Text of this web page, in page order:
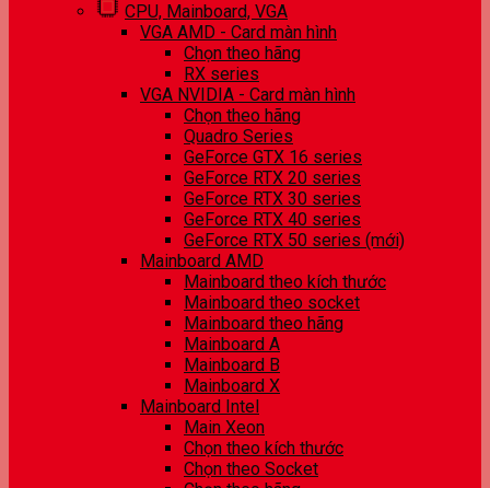
CPU, Mainboard, VGA
VGA AMD - Card màn hình
Chọn theo hãng
RX series
VGA NVIDIA - Card màn hình
Chọn theo hãng
Quadro Series
GeForce GTX 16 series
GeForce RTX 20 series
GeForce RTX 30 series
GeForce RTX 40 series
GeForce RTX 50 series (mới)
Mainboard AMD
Mainboard theo kích thước
Mainboard theo socket
Mainboard theo hãng
Mainboard A
Mainboard B
Mainboard X
Mainboard Intel
Main Xeon
Chọn theo kích thước
Chọn theo Socket